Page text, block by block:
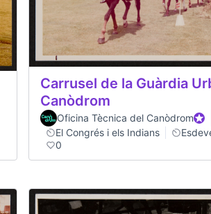
Carrusel de la Guàrdia
Canòdrom
Oficina Tècnica del Canòdrom
El Congrés i els Indians
0